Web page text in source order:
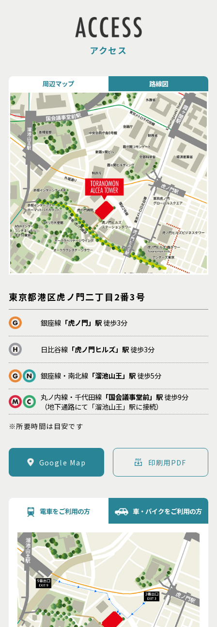
アクセス
周辺マップ 路線図
東京都港区虎ノ門二丁目2番3号
銀座線 「虎ノ門」駅徒歩3分
日比谷線 「虎ノ門ヒルズ」駅徒歩3分
銀座線・南北線 「溜池山王」駅徒歩5分
丸ノ内線・千代田線 「国会議事堂前」駅徒歩9分
（地下通路にて「溜池山王」駅に接続）
※所要時間は目安です
Google Map 印刷用PDF
電車をご利用の方 車・バイクをご利用の方